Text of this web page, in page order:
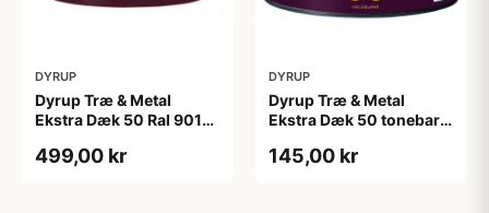
DYRUP
Dyrup Træ & Metal
Ekstra Dæk 50 Ral 9010
499,00 kr
DYRUP
Dyrup Træ & Metal
Ekstra Dæk 50 tonebar
145,00 kr